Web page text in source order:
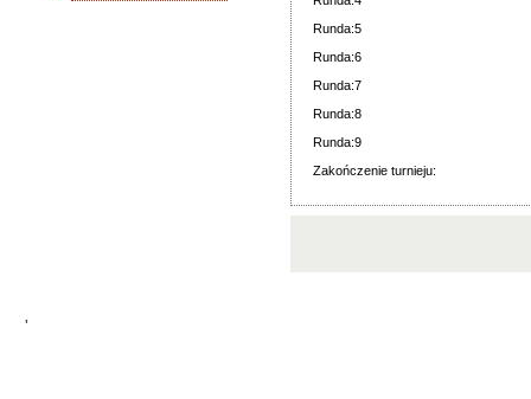
Runda:5
Runda:6
Runda:7
Runda:8
Runda:9
Zakończenie turnieju:
'